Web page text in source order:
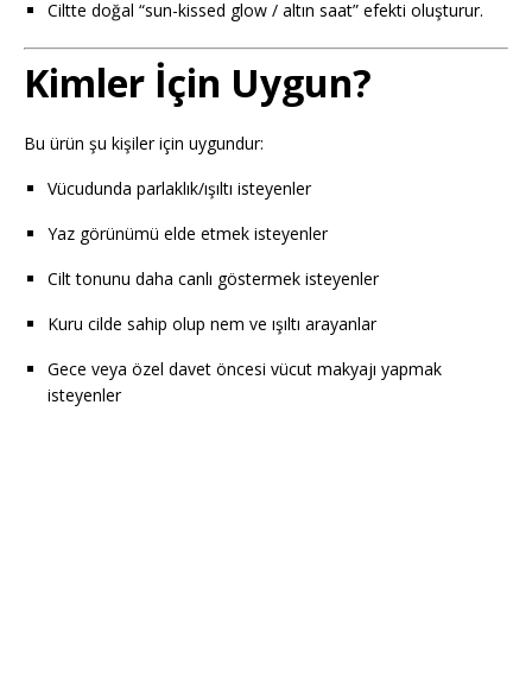
Ciltte doğal “sun-kissed glow / altın saat” efekti oluşturur.
Kimler İçin Uygun?
Bu ürün şu kişiler için uygundur:
Vücudunda parlaklık/ışıltı isteyenler
Yaz görünümü elde etmek isteyenler
Cilt tonunu daha canlı göstermek isteyenler
Kuru cilde sahip olup nem ve ışıltı arayanlar
Gece veya özel davet öncesi vücut makyajı yapmak
isteyenler